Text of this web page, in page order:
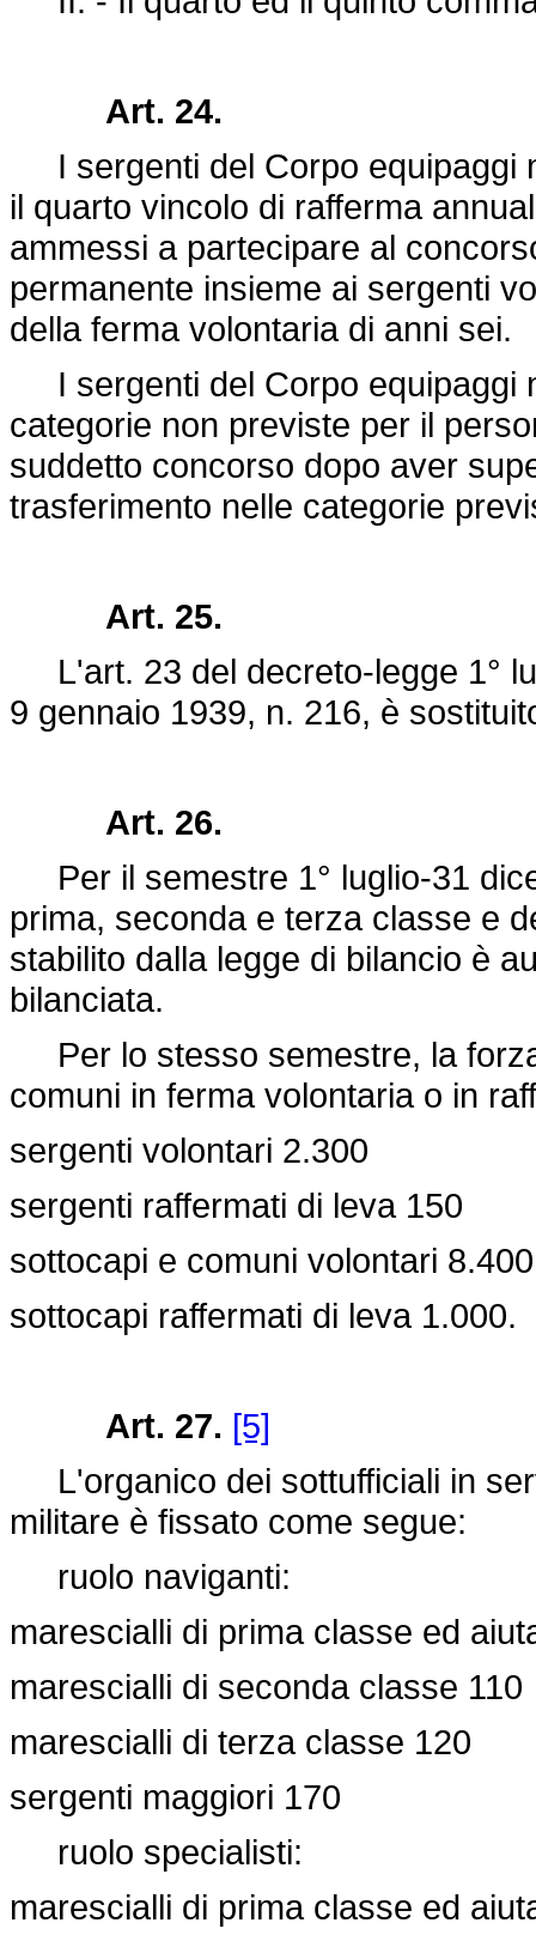
Art. 24.
I sergenti del Corpo equipaggi
il quarto vincolo di rafferma
ammessi a partecipare al
permanente insieme ai sergenti
della ferma volontaria di anni sei.
I sergenti del Corpo equipaggi
categorie non previste per il
suddetto concorso dopo aver
trasferimento nelle categorie
Art. 25.
L'art. 23 del decreto-legge 1°
9 gennaio 1939, n. 216, è
Art. 26.
Per il semestre 1° luglio-31
prima, seconda e terza classe e
stabilito dalla legge di bilancio è
bilanciata.
Per lo stesso semestre, la
comuni in ferma volontaria o in
sergenti volontari 2.300
sergenti raffermati di leva 150
sottocapi e comuni volontari 8.400
sottocapi raffermati di leva 1.000.
Art. 27. [5]
L'organico dei sottufficiali in
militare è fissato come segue:
ruolo naviganti:
marescialli di prima classe ed
marescialli di seconda classe 110
marescialli di terza classe 120
sergenti maggiori 170
ruolo specialisti:
marescialli di prima classe ed